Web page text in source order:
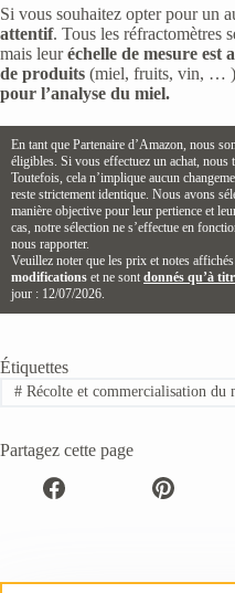
Si vous souhaitez opter pour un
attentif. Tous les réfractomètres
mais leuréchelle de mesure est
de produits (miel, fruits, vin, …
pour l’analyse du miel.
En tant que Partenaire d’Amazon, nous
éligibles. Si vous effectuez un achat, nous
Toutefois, cela n’implique aucun
reste strictement identique. Nous avons
manière objective pour leur pertience et
cas, notre sélection ne s’effectue en
nous rapporter.
Veuillez noter que les prix et notes
modifications et ne sont donnés qu’à
jour : 12/07/2026.
Étiquettes
#Récolte et commercialisation du
Partagez cette page